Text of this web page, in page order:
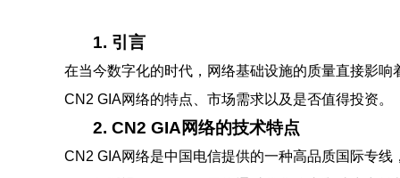
1. 引言
在当今数字化的时代，网络基础设施的质量直接影
CN2 GIA网络的特点、市场需求以及是否值得投资。
2. CN2 GIA网络的技术特点
CN2 GIA网络是中国电信提供的一种高品质国际专线